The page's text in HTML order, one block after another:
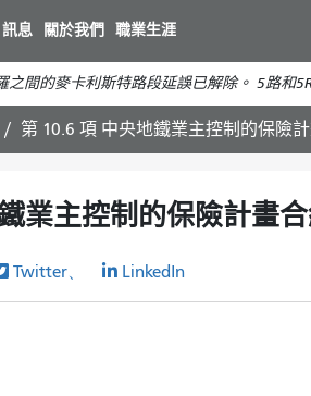
訊息 關於我們 職業生涯
間的麥卡利斯特路段延誤已解除。 5路和
第 10.6 項 中央地鐵業主控制的保險
業主控制的保險計畫
Twitter、 LinkedIn